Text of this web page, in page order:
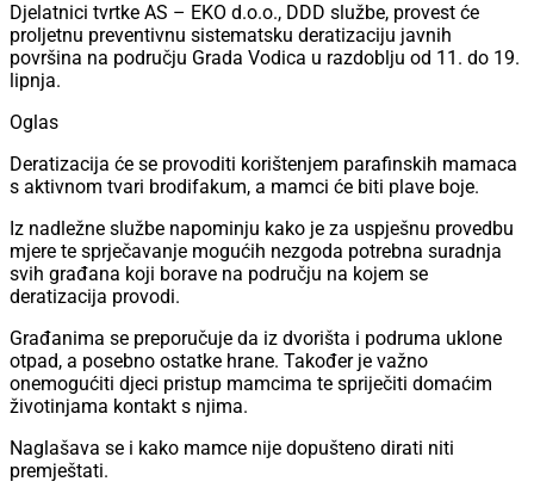
Djelatnici tvrtke AS – EKO d.o.o., DDD službe, provest će
proljetnu preventivnu sistematsku deratizaciju javnih
površina na području Grada Vodica u razdoblju od 11. do 19.
lipnja.
Oglas
Deratizacija će se provoditi korištenjem parafinskih mamaca
s aktivnom tvari brodifakum, a mamci će biti plave boje.
Iz nadležne službe napominju kako je za uspješnu provedbu
mjere te sprječavanje mogućih nezgoda potrebna suradnja
svih građana koji borave na području na kojem se
deratizacija provodi.
Građanima se preporučuje da iz dvorišta i podruma uklone
otpad, a posebno ostatke hrane. Također je važno
onemogućiti djeci pristup mamcima te spriječiti domaćim
životinjama kontakt s njima.
Naglašava se i kako mamce nije dopušteno dirati niti
premještati.